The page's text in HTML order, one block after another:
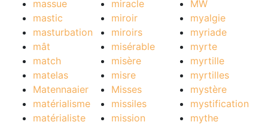
massue
mastic
masturbation
mât
match
matelas
Matennaaier
matérialisme
matérialiste
miracle
miroir
miroirs
misérable
misère
misre
Misses
missiles
mission
MW
myalgie
myriade
myrte
myrtille
myrtilles
mystère
mystification
mythe